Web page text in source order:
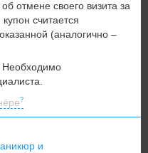
отмене своего визита за
считается
(аналогично –
Необходимо